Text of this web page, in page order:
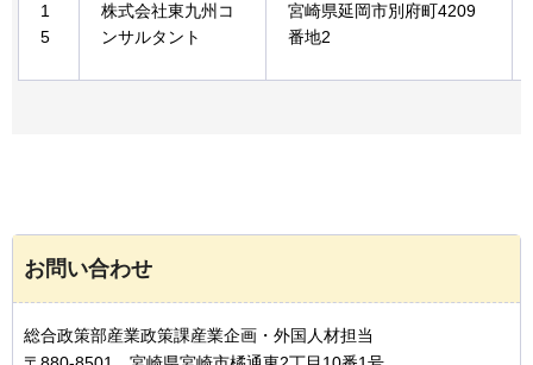
1
5
株式会社東九州コ
ンサルタント
宮崎県延岡市別府町4209
番地2
お問い合わせ
総合政策部産業政策課産業企画・外国人材担当